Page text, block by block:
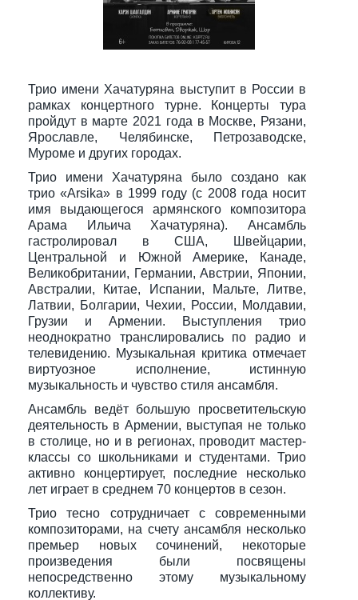
Трио имени Хачатуряна выступит в России в
рамках концертного турне. Концерты тура
пройдут в марте 2021 года в Москве, Рязани,
Ярославле, Челябинске, Петрозаводске,
Муроме и других городах.
Трио имени Хачатуряна было создано как
трио «Arsika» в 1999 году (с 2008 года носит
имя выдающегося армянского композитора
Арама Ильича Хачатуряна). Ансамбль
гастролировал в США, Швейцарии,
Центральной и Южной Америке, Канаде,
Великобритании, Германии, Австрии, Японии,
Австралии, Китае, Испании, Мальте, Литве,
Латвии, Болгарии, Чехии, России, Молдавии,
Грузии и Армении. Выступления трио
неоднократно транслировались по радио и
телевидению. Музыкальная критика отмечает
виртуозное исполнение, истинную
музыкальность и чувство стиля ансамбля.
Ансамбль ведёт большую просветительскую
деятельность в Армении, выступая не только
в столице, но и в регионах, проводит мастер-
классы со школьниками и студентами. Трио
активно концертирует, последние несколько
лет играет в среднем 70 концертов в сезон.
Трио тесно сотрудничает с современными
композиторами, на счету ансамбля несколько
премьер новых сочинений, некоторые
произведения были посвящены
непосредственно этому музыкальному
коллективу.